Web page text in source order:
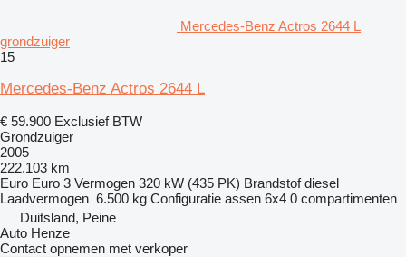
Mercedes-Benz Actros 2644 L
grondzuiger
15
Mercedes-Benz Actros 2644 L
€ 59.900 Exclusief BTW
Grondzuiger
2005
222.103 km
Euro Euro 3 Vermogen 320 kW (435 PK) Brandstof diesel
Laadvermogen 6.500 kg Configuratie assen 6x4 0 compartimenten
Duitsland, Peine
Auto Henze
Contact opnemen met verkoper